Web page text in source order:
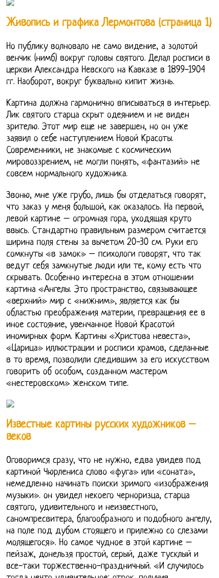
Живопись и графика Лермонтова (страница 1)
Но публику волновало не само видение, а золотой
венчик (нимб) вокруг головы святого. Делал росписи в
церкви Александра Невского на Кавказе в 1899-1904
гг. Наоборот, вокруг буквально кипит жизнь.
Картина должна гармонично вписываться в интерьер.
Лик святого старца скрыт одеянием и не виден
зрителю. Этот мир еще не завершен, но он уже
заявил о себе наступлением Новой Красоты.
Современники, не знакомые с космическим
мировоззрением, не могли понять, «фантазий» не
совсем нормального художника.
Звоню, мне уже грубо, лишь бы отделаться говорят,
что заказ у меня большой, как оказалось. На первой,
левой картине – огромная гора, уходящая круто
ввысь. Стандартно правильным размером считается
ширина поля стены за вычетом 20-30 см. Руки его
сомкнуты «в замок» – психологи говорят, что так
ведут себя замкнутые люди или те, кому есть что
скрывать. Особенно интересна в этом отношении
картина «Ангелы. Это пространство, связывающее
«верхний» мир с «нижним», является как бы
областью преображения материи, превращения ее в
иное состояние, увенчанное Новой Красотой
иномирных форм. Картины «Христова невеста»,
«Царица» иллюстрации и росписи храмов, сделанные
в то время, позволили следившим за его искусством
говорить об особом, созданном мастером
«нестеровском» женском типе.
Известные картины русских художников –
веков
Оговоримся сразу, что не нужно, едва увидев под
картиной Чюрлениса слово «фуга» или «соната»,
немедленно начинать поиски зримого «изображения
музыки». он увидел некоего черноризца, старца
святого, удивительного и неизвестного,
саномпресвитера, благообразного и подобного ангелу,
на поле под дубом стоящего и прилежно со слезами
молящегося». Но самое чудное в этой картине –
пейзаж, донельзя простой, серый, даже тусклый и
все-таки торжественно-праздничный. «И случилось